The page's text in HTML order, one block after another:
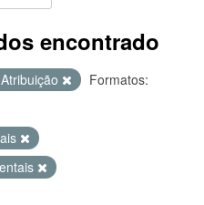
encontrado
Formatos: